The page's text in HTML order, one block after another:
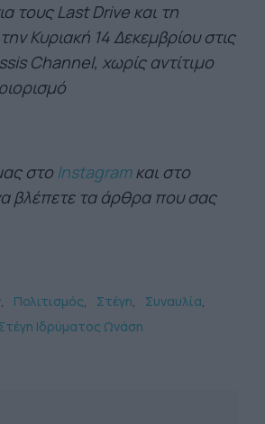
τους Last Drive και τη
Κυριακή 14 Δεκεμβρίου στις
Channel, χωρίς αντίτιμο
στο Instagramκαι στο
βλέπετε τα άρθρα που σας
Πολιτισμός Στέγη
Συναυλία
Ιδρύματος Ωνάση